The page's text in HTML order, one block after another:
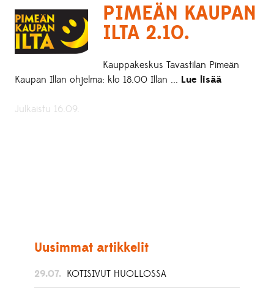
PIMEÄN KAUPAN
ILTA 2.10.
Kauppakeskus Tavastilan Pimeän
Kaupan Illan ohjelma: klo 18.00 Illan ... Lue lisää
Julkaistu 16.09.
Uusimmat artikkelit
29.07. KOTISIVUT HUOLLOSSA